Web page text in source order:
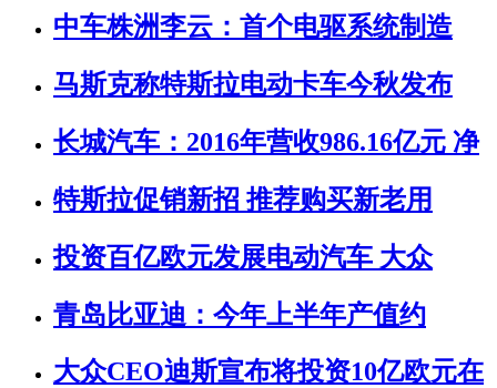
中车株洲李云：首个电驱系统制造
马斯克称特斯拉电动卡车今秋发布
长城汽车：2016年营收986.16亿元 净
特斯拉促销新招 推荐购买新老用
投资百亿欧元发展电动汽车 大众
青岛比亚迪：今年上半年产值约
大众CEO迪斯宣布将投资10亿欧元在